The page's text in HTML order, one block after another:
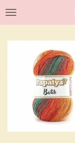
Ga
hoofdinhoud